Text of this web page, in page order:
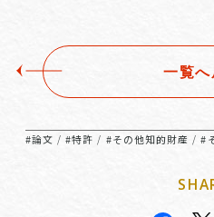
一覧へ
#論文 /#特許 / #その他知的財産 /#